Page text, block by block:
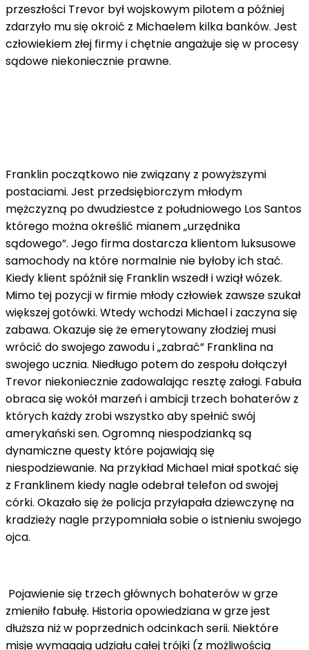
przeszłości Trevor był wojskowym pilotem a później
zdarzyło mu się okroić z Michaelem kilka banków. Jest
człowiekiem złej firmy i chętnie angażuje się w procesy
sądowe niekoniecznie prawne.
Franklin początkowo nie związany z powyższymi
postaciami. Jest przedsiębiorczym młodym
mężczyzną po dwudziestce z południowego Los Santos
którego można określić mianem „urzędnika
sądowego”. Jego firma dostarcza klientom luksusowe
samochody na które normalnie nie byłoby ich stać.
Kiedy klient spóźnił się Franklin wszedł i wziął wózek.
Mimo tej pozycji w firmie młody człowiek zawsze szukał
większej gotówki. Wtedy wchodzi Michael i zaczyna się
zabawa. Okazuje się że emerytowany złodziej musi
wrócić do swojego zawodu i „zabrać” Franklina na
swojego ucznia. Niedługo potem do zespołu dołączył
Trevor niekoniecznie zadowalając resztę załogi. Fabuła
obraca się wokół marzeń i ambicji trzech bohaterów z
których każdy zrobi wszystko aby spełnić swój
amerykański sen. Ogromną niespodzianką są
dynamiczne questy które pojawiają się
niespodziewanie. Na przykład Michael miał spotkać się
z Franklinem kiedy nagle odebrał telefon od swojej
córki. Okazało się że policja przyłapała dziewczynę na
kradzieży nagle przypomniała sobie o istnieniu swojego
ojca.
Pojawienie się trzech głównych bohaterów w grze
zmieniło fabułę. Historia opowiedziana w grze jest
dłuższa niż w poprzednich odcinkach serii. Niektóre
misje wymagają udziału całej trójki (z możliwością